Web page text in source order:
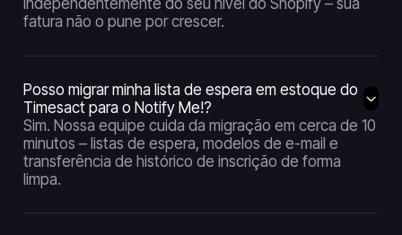
independentemente do seu nível do Shopify – sua
fatura não o pune por crescer.
Posso migrar minha lista de espera em estoque do
Timesact para o Notify Me!?
Sim. Nossa equipe cuida da migração em cerca de 10
minutos – listas de espera, modelos de e-mail e
transferência de histórico de inscrição de forma
limpa.